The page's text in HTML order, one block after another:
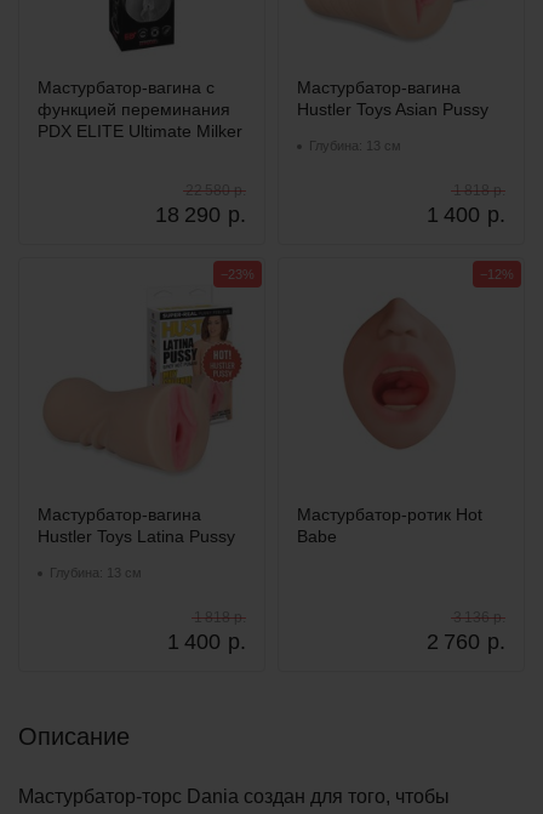
Мастурбатор-вагина с
функцией переминания
PDX ELITE Ultimate Milker
18 290 р.
22 580 р.
Мастурбатор-вагина
Hustler Toys Asian Pussy
Глубина: 13 см
1 400 р.
1 818 р.
Мастурбатор-вагина
Hustler Toys Latina Pussy
Глубина: 13 см
1 400 р.
1 818 р.
−23%
Мастурбатор-ротик Hot
Babe
2 760 р.
3 136 р.
−12%
Описание
Мастурбатор-торс Dania создан для того, чтобы